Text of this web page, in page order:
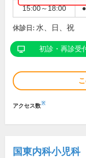
15:00～18:00 ●
休診日: 水、日、祝
初診・再診受
アクセス数※
国東内科小児科